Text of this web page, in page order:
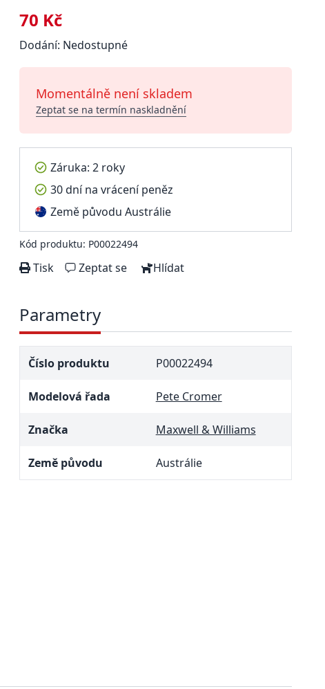
70 Kč
Dodání: Nedostupné
Momentálně není skladem
Zeptat se na termín naskladnění
Záruka: 2 roky
30 dní na vrácení peněz
Země původu Austrálie
Kód produktu: P00022494
Tisk Zeptat se Hlídat
Parametry
Číslo produktu P00022494
Modelová řada Pete Cromer
Značka Maxwell & Williams
Země původu Austrálie